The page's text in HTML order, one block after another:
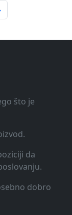
što je
da
dobro